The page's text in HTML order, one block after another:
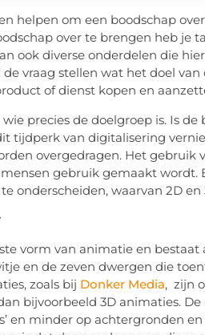
helpen om een boodschap
over te brengen heb je
ook diverse onderdelen die
vraag stellen wat het doel van
of dienst kopen en
precies de doelgroep is. Is
tijdperk van digitalisering
overgedragen. Het gebruik
gebruik gemaakt wordt.
onderscheiden, waarvan 2D
vorm van animatie en bestaat
en de zeven dwergen die
zoals bij Donker Media, zijn
bijvoorbeeld 3D animaties.
en minder op achtergronden